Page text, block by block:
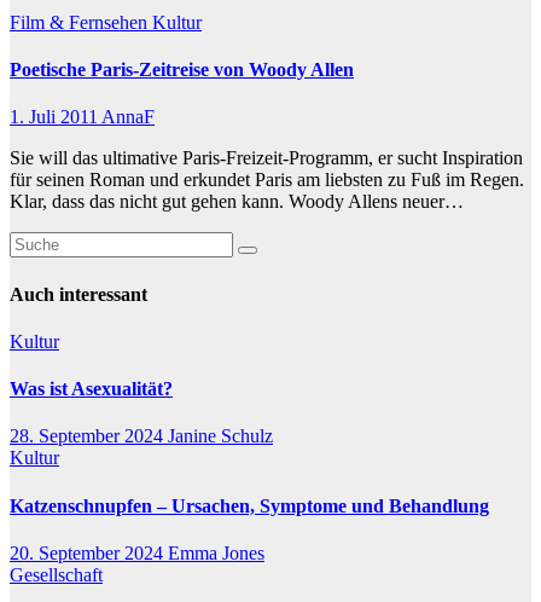
Film & Fernsehen Kultur
Poetische Paris-Zeitreise von Woody Allen
1. Juli 2011 AnnaF
Sie will das ultimative Paris-Freizeit-Programm, er sucht Inspiration
für seinen Roman und erkundet Paris am liebsten zu Fuß im Regen.
Klar, dass das nicht gut gehen kann. Woody Allens neuer…
Auch interessant
Kultur
Was ist Asexualität?
28. September 2024 Janine Schulz
Kultur
Katzenschnupfen – Ursachen, Symptome und Behandlung
20. September 2024 Emma Jones
Gesellschaft